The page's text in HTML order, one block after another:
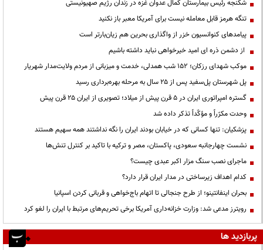
شکنجه رئیس بیمارستان کمال عدوان غزه در زندان رژیم صهیونیستی
تنگه هرمز قابل معامله نیست برای آمریکا معبر باز نکنید
پیامدهای کنوانسیون خزر از واگذاری بحرین هم زیان‌بارتر است
از دشمن ذره ای امید خیرخواهی نباید داشته باشیم
موکب شهدای رزکان؛ ۱۵۲ شب همدلی، خدمت و میزبانی از مردم ولایت‌مدار شهریار
پل شهرستان پل‌سفید پس از ۲۵ سال به مرحله بهره‌برداری رسید
گستره امپراتوری ایران در ۵ قرن پیش از میلاد؛ تصویری از ایران ۲۵ قرن پیش
وحدت مکرّراً و مؤکّداً تذکر داده شد
پزشکیان: تنها کسانی که در خیابان بودند ایران را نگه نداشتند همه سهیم هستند
نشست چهارجانبه سعودی، پاکستان، مصر و ترکیه با تاکید بر کنترل تنش‌ها
ماجرای نصب سنگ مزار اکبر عبدی چیست؟
کدام اهداف زیرساختی در مدار ایران قرار دارد؟
بحران اینفانتینو؛ از طرح جنجالی تا اتهام باج‌خواهی و قربانی کردن اسپانیا
رویترز مدعی شد: وزارت خزانه‌داری آمریکا برخی تحریم‌های مرتبط با ایران را لغو کرد
پربازدید ها